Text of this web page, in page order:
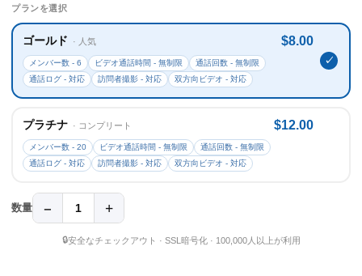
プランを選択
ゴールド · 人気 $8.00
メンバー数 - 6 ビデオ通話時間 - 無制限
通話回数 - 無制限
通話ログ - 対応
訪問者撮影 - 対応 双方向ビデオ - 対応
プラチナ · コンプリート $12.00
メンバー数 - 20 ビデオ通話時間 - 無制限
通話回数 - 無制限
通話ログ - 対応
訪問者撮影 - 対応 双方向ビデオ - 対応
数量 − 1 +
🔒安全なチェックアウト · SSL暗号化 · 100,000人以上が利用